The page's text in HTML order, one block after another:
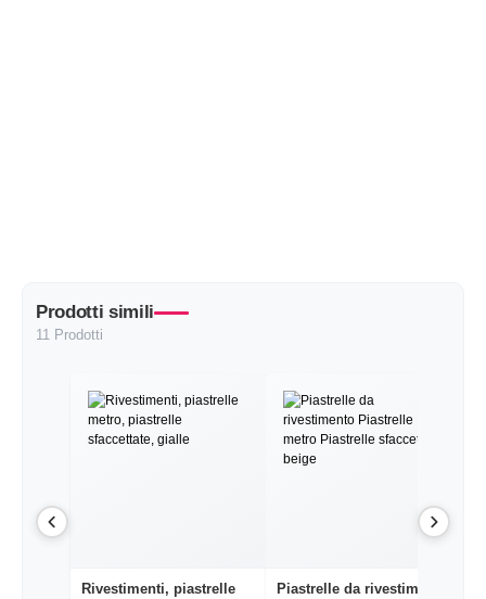
Prodotti simili
11 Prodotti
Rivestimenti, piastrelle
Piastrelle da rivestimento